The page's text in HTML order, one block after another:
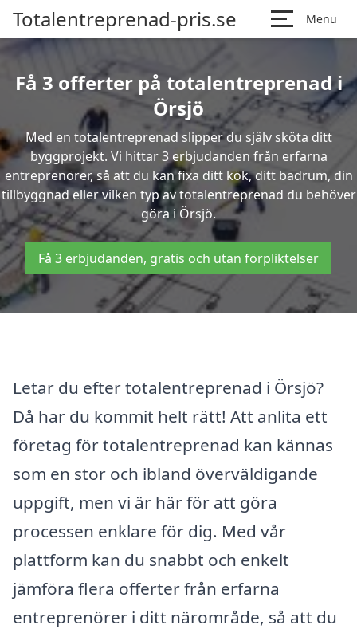
Totalentreprenad-pris.se Menu
Få 3 offerter på totalentreprenad i
Örsjö
Med en totalentreprenad slipper du själv sköta ditt
byggprojekt. Vi hittar 3 erbjudanden från erfarna
entreprenörer, så att du kan fixa ditt kök, ditt badrum, din
tillbyggnad eller vilken typ av totalentreprenad du behöver
göra i Örsjö.
Få 3 erbjudanden, gratis och utan förpliktelser
Letar du efter totalentreprenad i Örsjö?
Då har du kommit helt rätt! Att anlita ett
företag för totalentreprenad kan kännas
som en stor och ibland överväldigande
uppgift, men vi är här för att göra
processen enklare för dig. Med vår
plattform kan du snabbt och enkelt
jämföra flera offerter från erfarna
entreprenörer i ditt närområde, så att du